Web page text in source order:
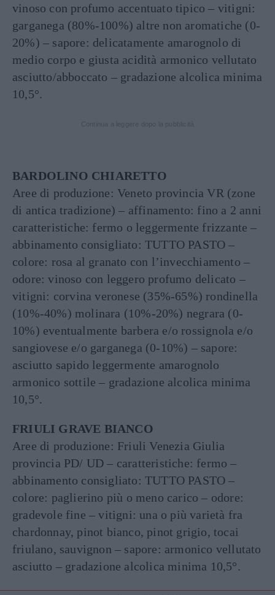
vinoso con profumo accentuato tipico – vitigni:
garganega (80%-100%) altre non aromatiche (0-
20%) – sapore: delicatamente amarognolo di
medio corpo e giusta acidità armonico vellutato
asciutto/abboccato – gradazione alcolica minima
10,5°.
BARDOLINO CHIARETTO
Aree di produzione: Veneto provincia VR (zone
di antica tradizione) – affinamento: fino a 2 anni
caratteristiche: fermo o leggermente frizzante –
abbinamento consigliato: TUTTO PASTO –
colore: rosa al granato con l’invecchiamento –
odore: vinoso con leggero profumo delicato –
vitigni: corvina veronese (35%-65%) rondinella
(10%-40%) molinara (10%-20%) negrara (0-
10%) eventualmente barbera e/o rossignola e/o
sangiovese e/o garganega (0-10%) – sapore:
asciutto sapido leggermente amarognolo
armonico sottile – gradazione alcolica minima
10,5°.
FRIULI GRAVE BIANCO
Aree di produzione: Friuli Venezia Giulia
provincia PD/ UD – caratteristiche: fermo –
abbinamento consigliato: TUTTO PASTO –
colore: paglierino più o meno carico – odore:
gradevole fine – vitigni: una o più varietà fra
chardonnay, pinot bianco, pinot grigio, tocai
friulano, sauvignon – sapore: armonico vellutato
asciutto – gradazione alcolica minima 10,5°.